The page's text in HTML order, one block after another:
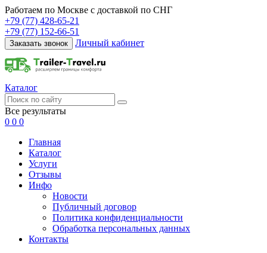
Работаем по Москве с доставкой по СНГ
+79 (77) 428-65-21
+79 (77) 152-66-51
Заказать звонок Личный кабинет
Каталог
Все результаты
0 0 0
Главная
Каталог
Услуги
Отзывы
Инфо
Новости
Публичный договор
Политика конфиденциальности
Обработка персональных данных
Контакты